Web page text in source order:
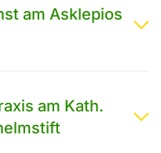
am Asklepios
am Kath.